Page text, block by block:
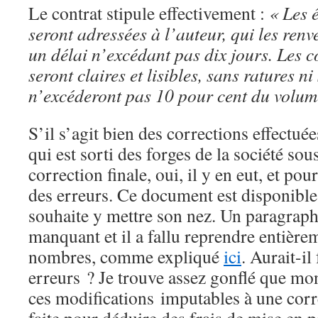
Le contrat stipule effectivement : «Les
seront adressées à l’auteur, qui les
un délai n’excédant pas dix jours. Les
seront claires et lisibles, sans ratures ni
n’excéderont pas 10pour cent du
S’il s’agit bien des corrections
qui est sorti des forges de la société
correction finale, oui, il y en eut, et
des erreurs. Ce document est
souhaite y mettre son nez. Un
manquant et il a fallu reprendre
nombres, comme expliquéici. Aurait-il
erreurs ? Je trouve assez gonflé que
ces modifications imputables à une